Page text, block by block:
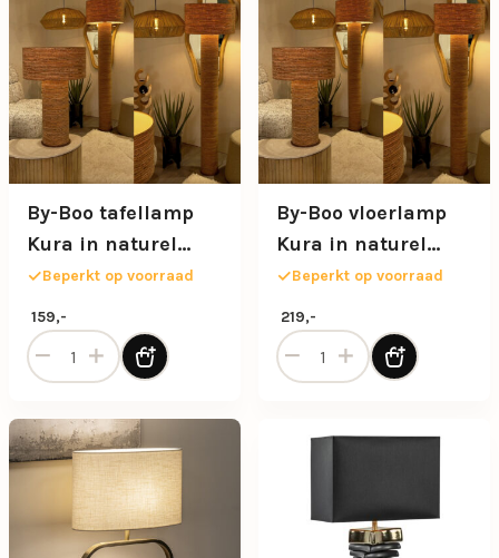
By-Boo tafellamp
Kura in naturel
kleur
Beperkt op voorraad
159,-
By-Boo tafellamp Kura in naturel kleur aantal
By-Boo vloerlamp
Kura in naturel
kleur
Beperkt op voorraad
219,-
By-Boo vloerlamp Kura in